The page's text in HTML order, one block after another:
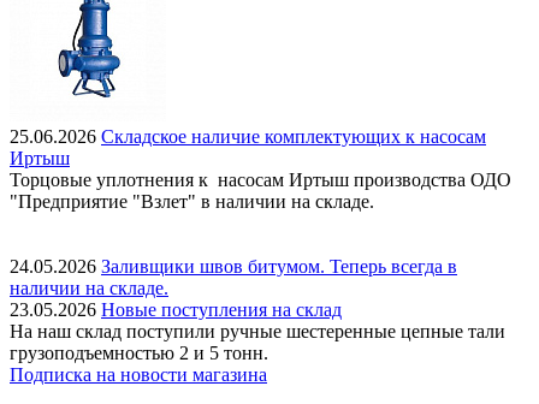
25.06.2026 Складское наличие комплектующих к насосам
Иртыш
Торцовые уплотнения к насосам Иртыш производства ОДО
"Предприятие "Взлет" в наличии на складе.
24.05.2026 Заливщики швов битумом. Теперь всегда в
наличии на складе.
23.05.2026 Новые поступления на склад
На наш склад поступили ручные шестеренные цепные тали
грузоподъемностью 2 и 5 тонн.
Подписка на новости магазина